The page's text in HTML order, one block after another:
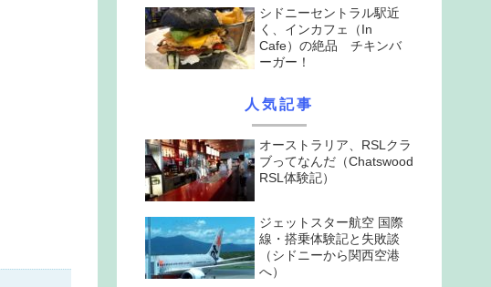
シドニーセントラル駅近
く、インカフェ（In
Cafe）の絶品 チキンバ
ーガー！
人気記事
オーストラリア、RSLクラ
ブってなんだ（Chatswood
RSL体験記）
ジェットスター航空 国際
線・搭乗体験記と失敗談
（シドニーから関西空港
へ）